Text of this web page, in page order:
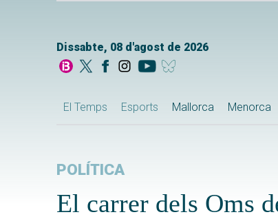
Dissabte, 08 d'agost de 2026
El Temps Esports Mallorca Menorca
POLÍTICA
El carrer dels Oms